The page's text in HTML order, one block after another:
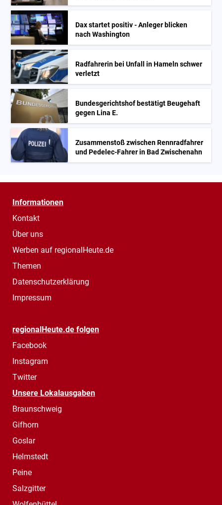
Dax startet positiv - Anleger blicken
nach Washington
Radfahrerin bei Unfall in Hameln schwer
verletzt
Bundesgerichtshof bestätigt Beugehaft
gegen Lina E.
Zusammenstoß zwischen Rennradfahrer
und Pedelec-Fahrer in Bad Zwischenahn
Informationen
Kontakt
Über uns
Werben auf regionalHeute.de
Themen
Datenschutzerklärung
Impressum
regionalHeute.de folgen
Facebook
Instagram
Twitter
Unsere Lokalausgaben
Braunschweig
Gifhorn
Goslar
Helmstedt
Peine
Salzgitter